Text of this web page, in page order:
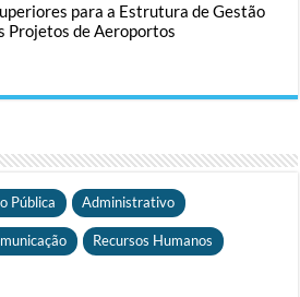
para a Estrutura de Gestão
Projetos de Aeroportos
Pública Administrativo
Recursos Humanos